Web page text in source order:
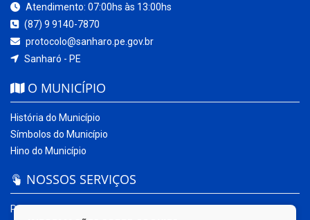
Atendimento: 07:00hs às 13:00hs
(87) 9 9140-7870
protocolo@sanharo.pe.gov.br
Sanharó - PE
O MUNICÍPIO
História do Município
Símbolos do Município
Hino do Município
NOSSOS SERVIÇOS
Portal da Transparência